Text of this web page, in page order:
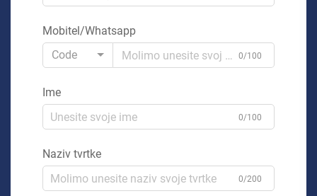
Mobitel/Whatsapp
Code
0/100
Ime
0/100
Naziv tvrtke
0/200